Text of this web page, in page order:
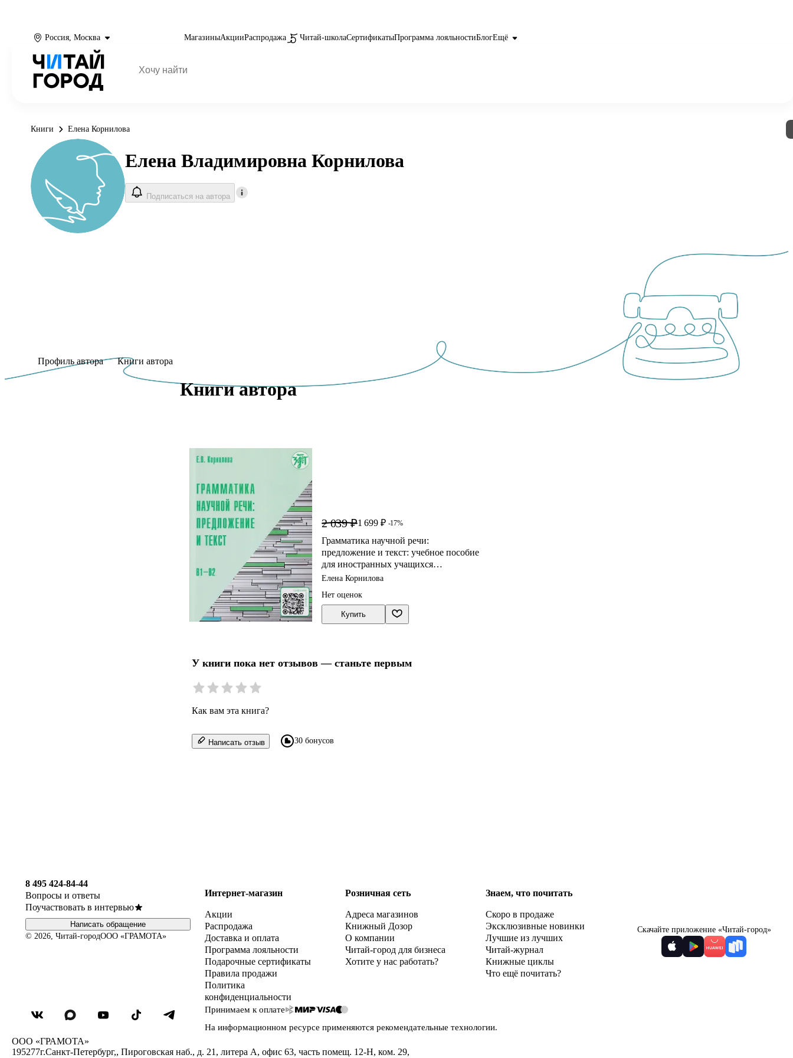
Россия, Москва МагазиныАкцииРаспродажа Читай-школаСертификатыПрограмма лояльностиБлогЕщё
Книги Елена Корнилова
Елена Владимировна Корнилова
Подписаться на автора
Профиль автора Книги автора
Книги автора
2 039 ₽1 699 ₽ -17%
Грамматика научной речи:
предложение и текст: учебное пособие
для иностранных учащихся
инженерно-технического профиля (В1–
Елена Корнилова
Нет оценок
Купить
У книги пока нет отзывов — станьте первым
Как вам эта книга?
Написать отзыв 30 бонусов
8 495 424-84-44
Вопросы и ответы
Поучаствовать в интервью
Написать обращение
© 2026, Читай-городООО «ГРАМОТА»
Интернет-магазин
Акции
Распродажа
Доставка и оплата
Программа лояльности
Подарочные сертификаты
Правила продажи
Политика
конфиденциальности
Розничная сеть
Адреса магазинов
Книжный Дозор
О компании
Читай-город для бизнеса
Хотите у нас работать?
Знаем, что почитать
Скоро в продаже
Эксклюзивные новинки
Лучшие из лучших
Читай-журнал
Книжные циклы
Что ещё почитать?
Принимаем к оплате
На информационном ресурсе применяются рекомендательные технологии.
Скачайте приложение «Читай-город»
ООО «ГРАМОТА»
195277г.Санкт-Петербург,, Пироговская наб., д. 21, литера А, офис 63, часть помещ. 12-Н, ком. 29,